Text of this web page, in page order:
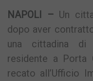
NAPOLI – Un
dopo aver
una cittadina di
residente a Porta
recato all’Ufficio